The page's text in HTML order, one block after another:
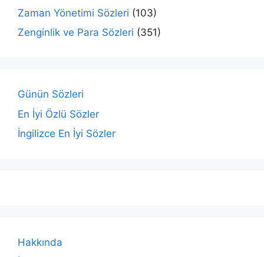
Zaman Yönetimi Sözleri (103)
Zenginlik ve Para Sözleri (351)
Günün Sözleri
En İyi Özlü Sözler
İngilizce En İyi Sözler
Hakkında